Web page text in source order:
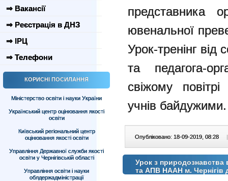
⇒ Вакансії
⇒ Реєстрація в ДНЗ
⇒ ІРЦ
⇒ Телефони
КОРИСНІ ПОСИЛАННЯ
Міністерство освіти і науки України
Український центр оцінювання якості
освіти
Київський регіональний центр
оцінювання якості освіти
Управління Державної служби якості
освіти у Чернігівській області
Управління освіти і науки
облдержадміністрації
представника
ювенальної
Урок-тренінг від
та педагога-
свіжому
учнів
Опубліковано: 18-09-2019, 08:28 |
Урок з природознавства в
та АПВ НААН м.